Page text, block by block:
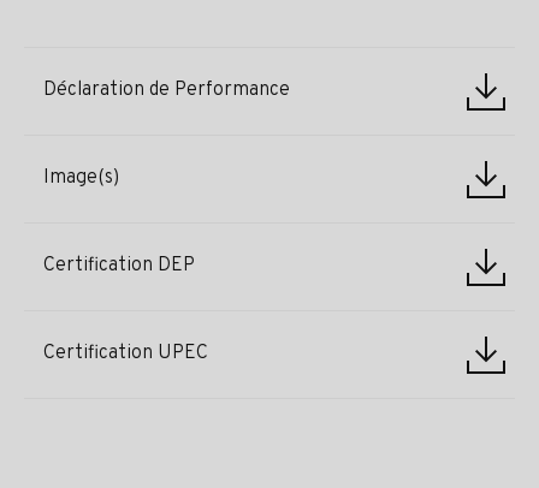
Déclaration de Performance
Image(s)
Certification DEP
Certification UPEC